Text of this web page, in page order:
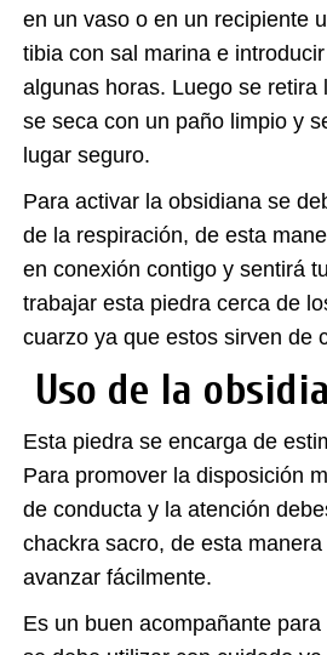
en un vaso o en un recipiente
tibia con sal marina e
algunas horas. Luego se retira
se seca con un paño limpio y
lugar seguro.
Para activar la obsidiana se
de la respiración, de esta
en conexión contigo y sentirá
trabajar esta piedra cerca de
cuarzo ya que estos sirven de
Uso de la
Esta piedra se encarga de
Para promover la disposición
de conducta y la atención
chackra sacro, de esta
avanzar fácilmente.
Es un buen acompañante